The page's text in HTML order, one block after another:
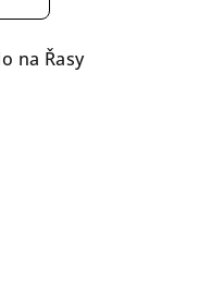
na Řasy